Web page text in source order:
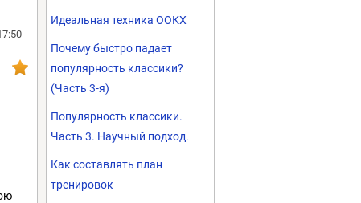
Идеальная техника ООКХ
Почему быстро падает
популярность классики?
(Часть 3-я)
Популярность классики.
Часть 3. Научный подход.
Как составлять план
тренировок